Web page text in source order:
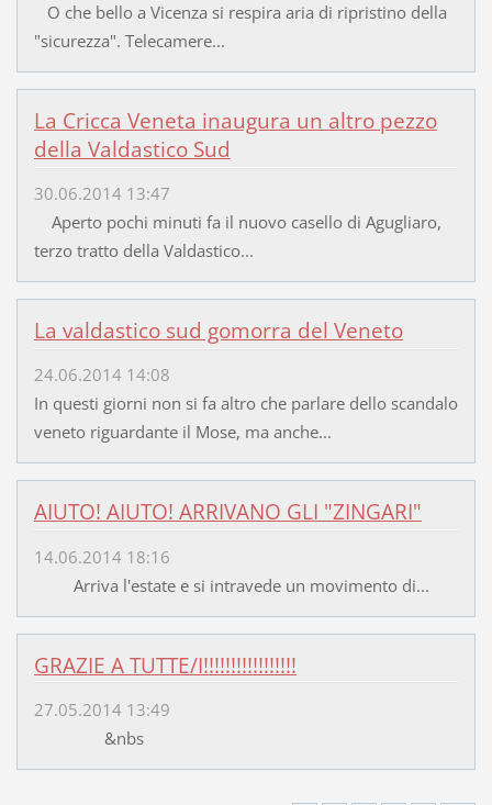
O che bello a Vicenza si respira aria di ripristino della
"sicurezza". Telecamere...
La Cricca Veneta inaugura un altro pezzo
della Valdastico Sud
30.06.2014 13:47
Aperto pochi minuti fa il nuovo casello di Agugliaro,
terzo tratto della Valdastico...
La valdastico sud gomorra del Veneto
24.06.2014 14:08
In questi giorni non si fa altro che parlare dello scandalo
veneto riguardante il Mose, ma anche...
AIUTO! AIUTO! ARRIVANO GLI "ZINGARI"
14.06.2014 18:16
Arriva l'estate e si intravede un movimento di...
GRAZIE A TUTTE/I!!!!!!!!!!!!!!!!!
27.05.2014 13:49
&nbs